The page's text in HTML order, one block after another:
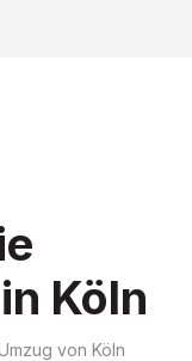
Köln
von Köln